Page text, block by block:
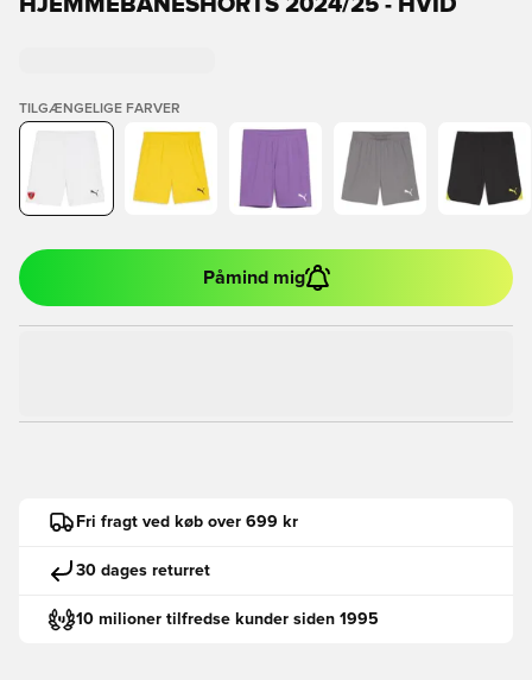
HJEMMEBANESHORTS 2024/25 - HVID
TILGÆNGELIGE FARVER
Påmind mig
Fri fragt ved køb over 699 kr
30 dages returret
10 milioner tilfredse kunder siden 1995